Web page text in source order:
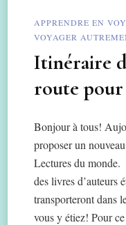
APPRENDRE EN
VOYAGER
Itinéraire
route
Bonjour à tous!
proposer un
Lectures du monde.
des livres d’auteurs
transporteront dans
vous y étiez! Pour